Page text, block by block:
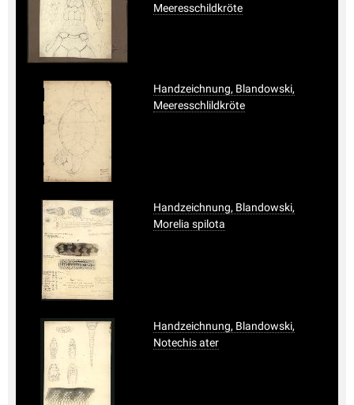
Meeresschildkröte
Handzeichnung, Blandowski,
Meeresschlildkröte
Handzeichnung, Blandowski,
Morelia spilota
Handzeichnung, Blandowski,
Notechis ater